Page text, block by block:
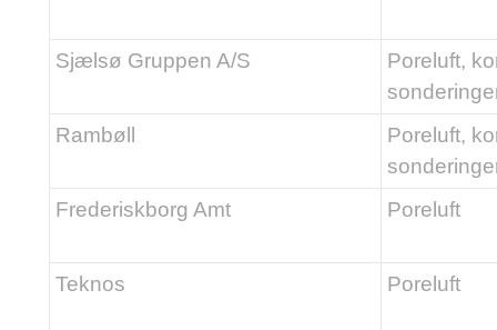
Sjælsø Gruppen A/S
Poreluft,
Rambøll
Poreluft,
Frederiskborg Amt
Poreluft
Teknos Poreluft